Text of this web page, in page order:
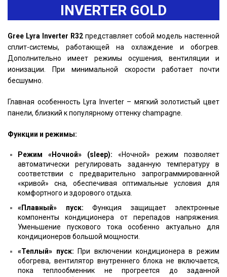
INVERTER GOLD
Gree Lyra Inverter R32 представляет собой модель настенной
сплит-системы, работающей на охлаждение и обогрев.
Дополнительно имеет режимы осушения, вентиляции и
ионизации. При минимальной скорости работает почти
бесшумно.
Главная особенность Lyra Inverter – мягкий золотистый цвет
панели, близкий к популярному оттенку champagne.
Функции и режимы:
Режим «Ночной» (sleep): «Ночной» режим позволяет
автоматически регулировать заданную температуру в
соответствии с предварительно запрограммированной
«кривой» сна, обеспечивая оптимальные условия для
комфортного и здорового отдыха.
«Плавный» пуск: Функция защищает электронные
компоненты кондиционера от перепадов напряжения.
Уменьшение пускового тока особенно актуально для
кондиционеров большой мощности.
«Теплый» пуск: При включении кондиционера в режим
обогрева, вентилятор внутреннего блока не включается,
пока теплообменник не прогреется до заданной